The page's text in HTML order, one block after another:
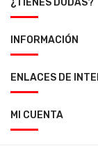
¿TIENES DUDAS?
INFORMACIÓN
ENLACES DE
MI CUENTA